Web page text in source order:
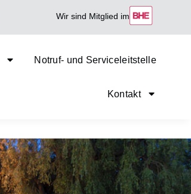
Wir sind Mitglied im
Notruf- und Serviceleitstelle
Kontakt